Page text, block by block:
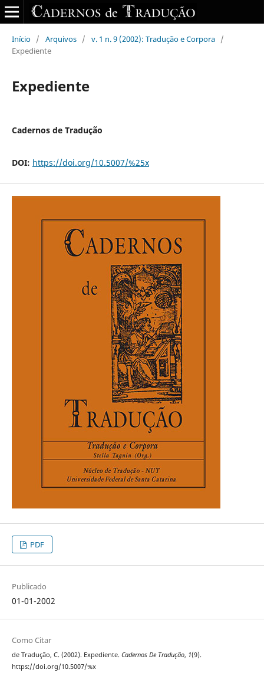
Início / Arquivos / v. 1 n. 9 (2002): Tradução e Corpora /
Expediente
Expediente
Cadernos de Tradução
DOI: https://doi.org/10.5007/%25x
PDF
Publicado
01-01-2002
Como Citar
de Tradução, C. (2002). Expediente. Cadernos De Tradução, 1(9).
https://doi.org/10.5007/%x